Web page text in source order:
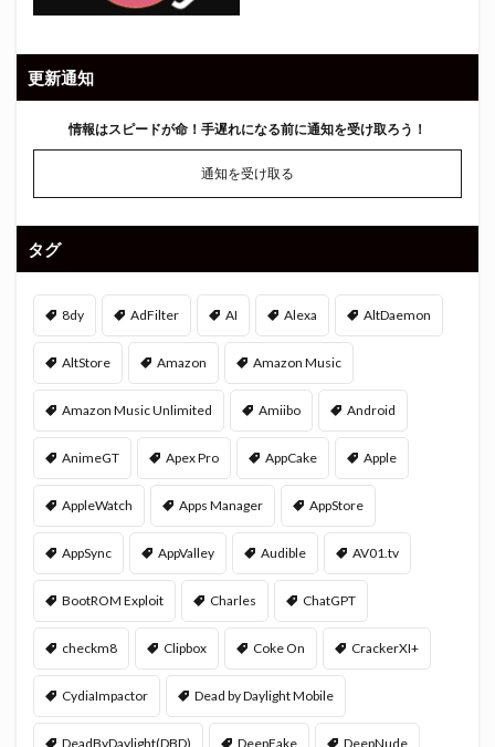
更新通知
情報はスピードが命！ 手遅れになる前に通知を受け取ろう！
通知を受け取る
タグ
8dy AdFilter AI Alexa AltDaemon
AltStore Amazon Amazon Music
Amazon Music Unlimited Amiibo Android
AnimeGT Apex Pro AppCake Apple
AppleWatch Apps Manager AppStore
AppSync AppValley Audible AV01.tv
BootROM Exploit Charles ChatGPT
checkm8 Clipbox Coke On CrackerXI+
CydiaImpactor Dead by Daylight Mobile
DeadByDaylight(DBD) DeepFake DeepNude